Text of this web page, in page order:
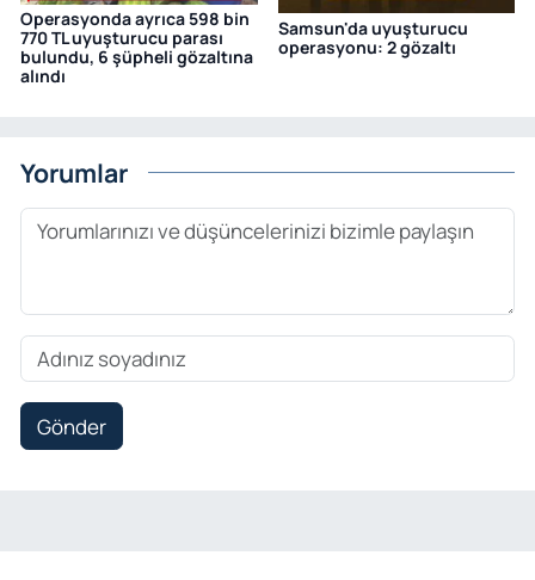
Operasyonda ayrıca 598 bin
770 TL uyuşturucu parası
bulundu, 6 şüpheli gözaltına
alındı
Samsun'da uyuşturucu
operasyonu: 2 gözaltı
Yorumlar
Gönder